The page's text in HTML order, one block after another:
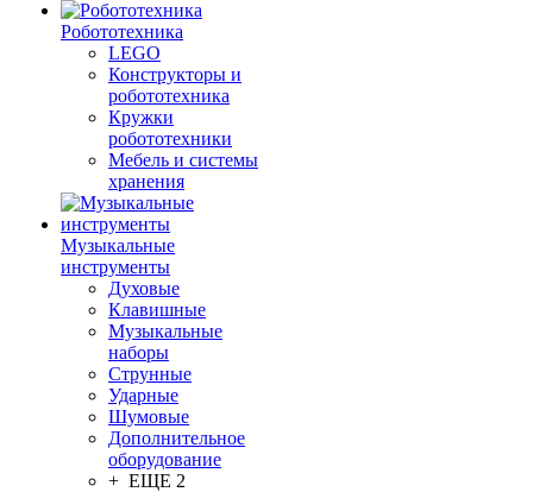
Робототехника
LEGO
Конструкторы и
робототехника
Кружки
робототехники
Мебель и системы
хранения
Музыкальные
инструменты
Духовые
Клавишные
Музыкальные
наборы
Струнные
Ударные
Шумовые
Дополнительное
оборудование
+ ЕЩЕ 2